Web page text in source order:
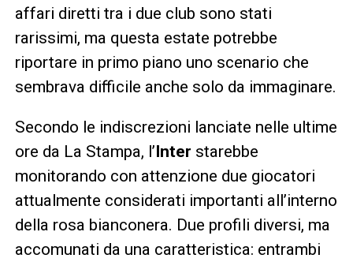
affari diretti tra i due club sono stati
rarissimi, ma questa estate potrebbe
riportare in primo piano uno scenario che
sembrava difficile anche solo da immaginare.
Secondo le indiscrezioni lanciate nelle ultime
ore da La Stampa, l’ Inter starebbe
monitorando con attenzione due giocatori
attualmente considerati importanti all’interno
della rosa bianconera. Due profili diversi, ma
accomunati da una caratteristica: entrambi